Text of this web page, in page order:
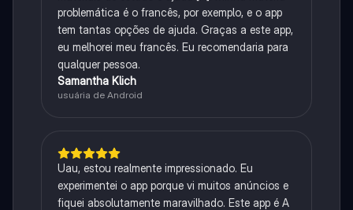
problemática é o francês, por exemplo, e o app
tem tantas opções de ajuda. Graças a este app,
eu melhorei meu francês. Eu recomendaria para
qualquer pessoa.
Samantha Klich
usuária de Android
Uau, estou realmente impressionado. Eu
experimentei o app porque vi muitos anúncios e
fiquei absolutamente maravilhado. Este app é A